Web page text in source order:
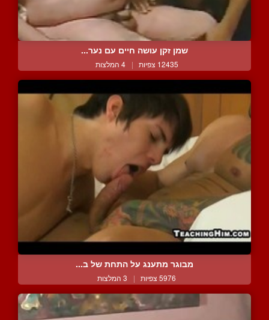
שמן זקן עושה חיים עם נער...
12435 צפיות | 4 המלצות
מבוגר מתענג על התחת של ב...
5976 צפיות | 3 המלצות